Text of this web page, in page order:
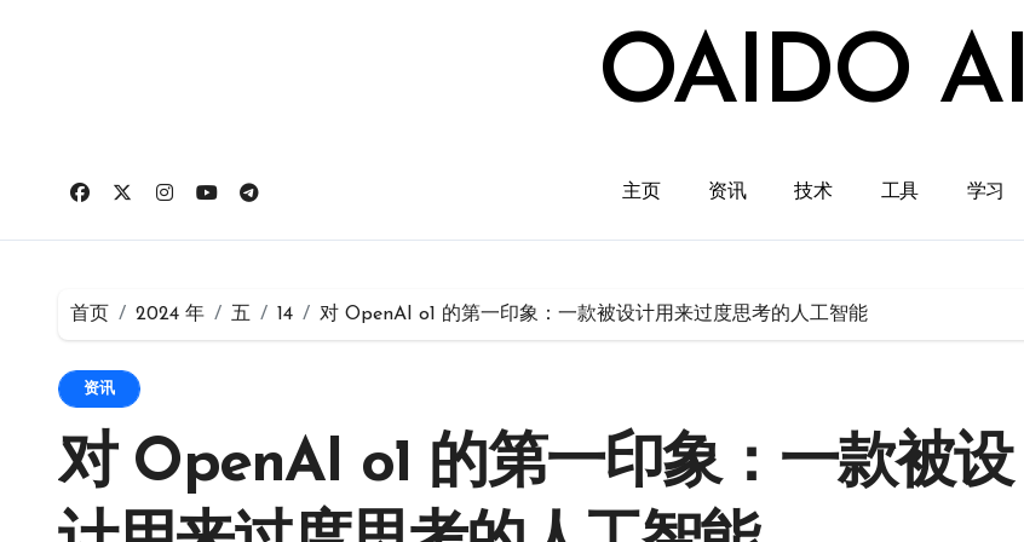
OAIDO AI
主页 资讯 技术 工具 学习
首页 2024 年 五 14 对 OpenAI o1 的第一印象：一款被设计用来过度思考的人工智能
资讯
对 OpenAI o1 的第一印象：一款被设